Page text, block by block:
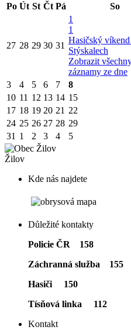
Po Út St Čt Pá So
27 28 29 30 31
1
1
Hasičský
Stýskalech
Zobrazit
záznamy ze dne
3
4 5 6 7 8
10 11 12 13 14 15
17 18 19 20 21 22
24 25 26 27 28 29
31 1 2 3 4 5
Žilov
Kde nás najdete
Důležité kontakty
Policie ČR 158
Záchranná služba 155
Hasiči 150
Tísňová linka 112
Kontakt